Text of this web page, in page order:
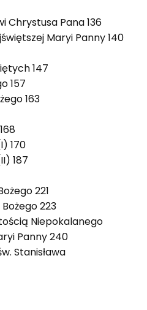
Chrystusa Pana 136
Maryi Panny 140
147
157
163
170
187
221
223
Niepokalanego
Panny 240
Stanisława